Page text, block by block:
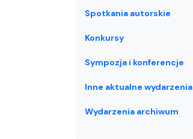
Spotkania autorskie
Konkursy
Sympozja i konferencje
Inne aktualne wydarzenia
Wydarzenia archiwum